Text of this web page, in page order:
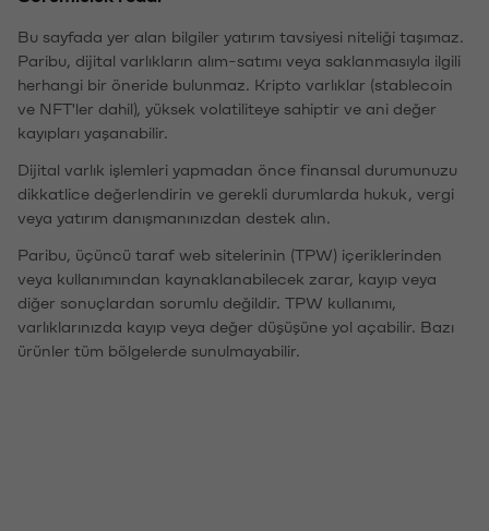
Bu sayfada yer alan bilgiler yatırım tavsiyesi niteliği taşımaz.
Paribu, dijital varlıkların alım-satımı veya saklanmasıyla ilgili
herhangi bir öneride bulunmaz. Kripto varlıklar (stablecoin
ve NFT'ler dahil), yüksek volatiliteye sahiptir ve ani değer
kayıpları yaşanabilir.
Dijital varlık işlemleri yapmadan önce finansal durumunuzu
dikkatlice değerlendirin ve gerekli durumlarda hukuk, vergi
veya yatırım danışmanınızdan destek alın.
Paribu, üçüncü taraf web sitelerinin (TPW) içeriklerinden
veya kullanımından kaynaklanabilecek zarar, kayıp veya
diğer sonuçlardan sorumlu değildir. TPW kullanımı,
varlıklarınızda kayıp veya değer düşüşüne yol açabilir. Bazı
ürünler tüm bölgelerde sunulmayabilir.